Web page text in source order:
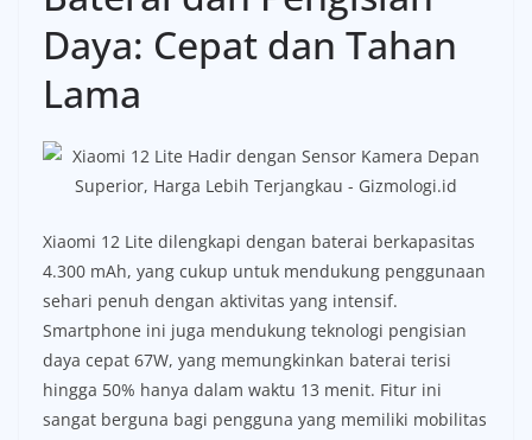
Daya: Cepat dan Tahan
Lama
Xiaomi 12 Lite dilengkapi dengan baterai berkapasitas
4.300 mAh, yang cukup untuk mendukung penggunaan
sehari penuh dengan aktivitas yang intensif.
Smartphone ini juga mendukung teknologi pengisian
daya cepat 67W, yang memungkinkan baterai terisi
hingga 50% hanya dalam waktu 13 menit. Fitur ini
sangat berguna bagi pengguna yang memiliki mobilitas